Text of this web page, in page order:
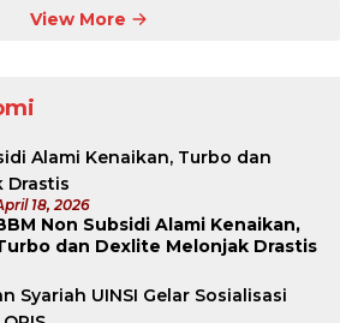
View More
18, 2026
Non Subsidi Alami Kenaikan,
dan Dexlite Melonjak Drastis